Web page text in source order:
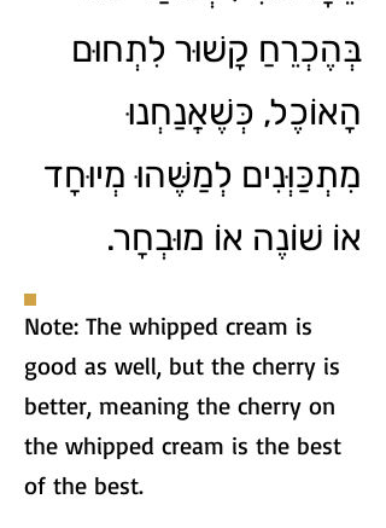
בְּהֶכְרֵחַ קָשׁוּר לִתְחוּם
הָאוֹכֶל, כְּשֶׁאֲנַחְנוּ
מִתְכַּוְּנִים לְמַשֶּׁהוּ מְיוּחָד
אוֹ שׁוֹנֶה אוֹ מוּבְחָר.
Note: The whipped cream is
good as well, but the cherry is
better, meaning the cherry on
the whipped cream is the best
of the best.